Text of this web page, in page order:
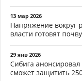
13 мар 2026
Напряжение вокруг
власти готовят
29 янв 2026
Сибига анонсировал
сможет защитить